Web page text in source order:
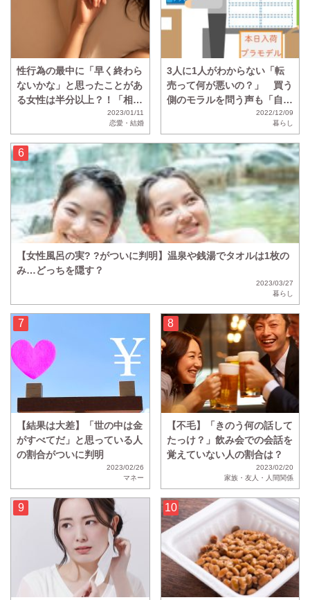
性行為の最中に「早く終わら
ないかな」と思ったことがあ
る女性は半分以上？！「相性
が悪すぎてひたすら虚無の時
2023/01/11
恋愛・結婚
3人に1人がわからない「転
売って何が悪いの？」 買う
側のモラルを問う声も「自力
で買わず金に物言わせる方が
2022/12/09
暮らし
【女性風呂の実? ?がついに判明】温泉や銭湯でタオルは1枚の
み…どっちを隠す？
2023/03/27
暮らし
【結果は大差】「世の中は金
がすべてだ」と思っている人
の割合がついに判明
2023/02/26
マネー
【不毛】「きのう何の話して
たっけ？」飲み会での会話を
覚えていない人の割合は？
2023/02/20
家族・友人・人間関係